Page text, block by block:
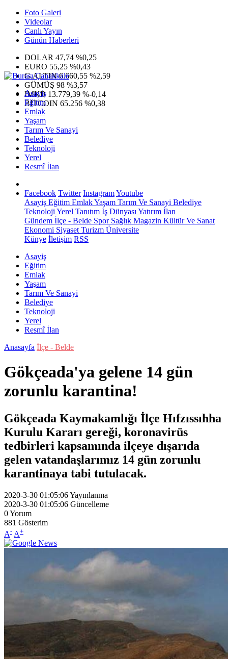
Foto Galeri
Videolar
Canlı Yayın
Günün Haberleri
DOLAR 47,74 %0,25
EURO 55,25 %0,43
G.ALTIN6.660,55 %2,59
GÜMÜŞ 98 %3,57
IMKB 13.779,39 %-0,14
BITCOIN 65.256 %0,38
Asayiş
Eğitim
Emlak
Yaşam
Tarım Ve Sanayi
Belediye
Teknoloji
Yerel
Resmî İlan
Facebook Twitter InstagramYoutube
Asayiş Eğitim EmlakYaşam Tarım Ve Sanayi Belediye
Teknoloji Yerel Tanıtım İş Dünyası Yatırım İlan
Gündem İlçe - Belde SporSağlık Magazin Kültür Ve Sanat
Ekonomi Siyaset Turizm Üniversite
Künye İletişim RSS
Asayiş
Eğitim
Emlak
Yaşam
Tarım Ve Sanayi
Belediye
Teknoloji
Yerel
Resmî İlan
Anasayfa İlçe - Belde
Gökçeada'ya gelene 14 gün
zorunlu karantina!
Gökçeada Kaymakamlığı İlçe Hıfzıssıhha
Kurulu Kararı gereği, koronavirüs
tedbirleri kapsamında ilçeye dışarıda
gelen vatandaşlarımız 14 gün zorunlu
karantinaya tabi tutulacak.
2020-3-30 01:05:06Yayınlanma
2020-3-30 01:05:06 Güncelleme
0Yorum
881 Gösterim
A- A+